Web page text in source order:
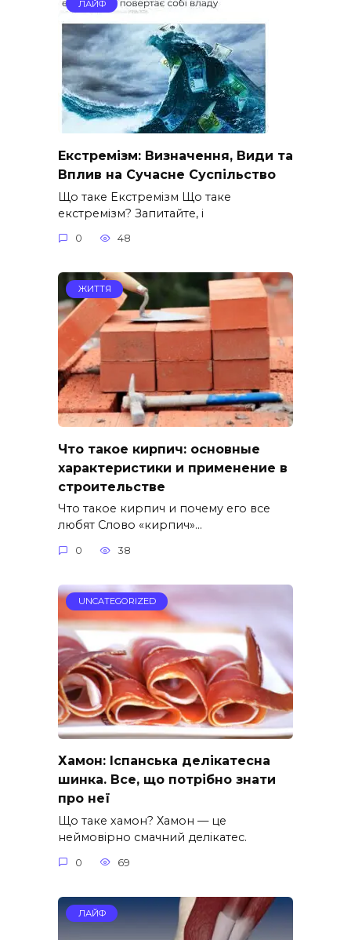
ЛАЙФ
Екстремізм: Визначення, Види та
Вплив на Сучасне Суспільство
Що таке Екстремізм Що таке
екстремізм? Запитайте, і
0 48
ЖИТТЯ
Что такое кирпич: основные
характеристики и применение в
строительстве
Что такое кирпич и почему его все
любят Слово «кирпич»…
0 38
UNCATEGORIZED
Хамон: Іспанська делікатесна
шинка. Все, що потрібно знати
про неї
Що таке хамон? Хамон — це
неймовірно смачний делікатес.
0 69
ЛАЙФ